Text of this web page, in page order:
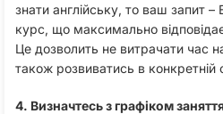
знати англійську, то ваш запит
курс, що максимально
Це дозволить не витрачати час
також розвиватись в конкретній
4. Визначтесь з графіком